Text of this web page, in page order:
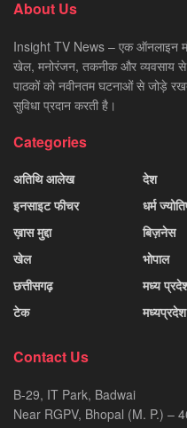
About Us
Insight TV News – एक ऑनलाइन
खेल, मनोरंजन, तकनीक और व्यवसाय से
पाठकों को नवीनतम घटनाओं से जोड़े
सुविधा प्रदान करती है।
Categories
अतिथि आलेख
इनसाइट फीचर
ख़ास मुद्दा
खेल
छत्तीसगढ़
टेक
देश
धर्म
बिज़नेस
भोपाल
मध्य
Contact Us
B-29, IT Park, Badwai
Near RGPV, Bhopal (M. P.) –